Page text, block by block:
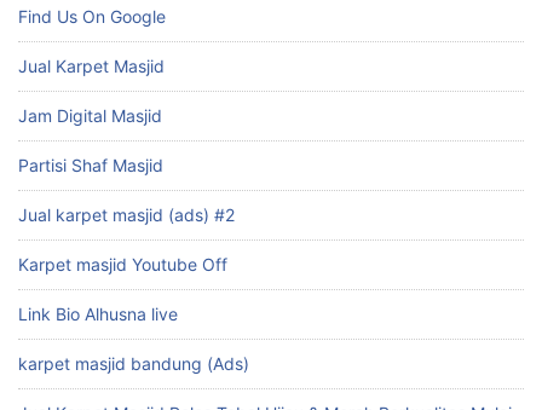
Find Us On Google
Jual Karpet Masjid
Jam Digital Masjid
Partisi Shaf Masjid
Jual karpet masjid (ads) #2
Karpet masjid Youtube Off
Link Bio Alhusna live
karpet masjid bandung (Ads)